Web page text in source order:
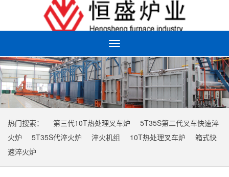
Toggle
navigation
热门搜索： 第三代10T热处理叉车炉
5T35S第二代叉车快速淬
火炉
5T35S代淬火炉 淬火机组 10T热处理叉车炉
箱式快
速淬火炉